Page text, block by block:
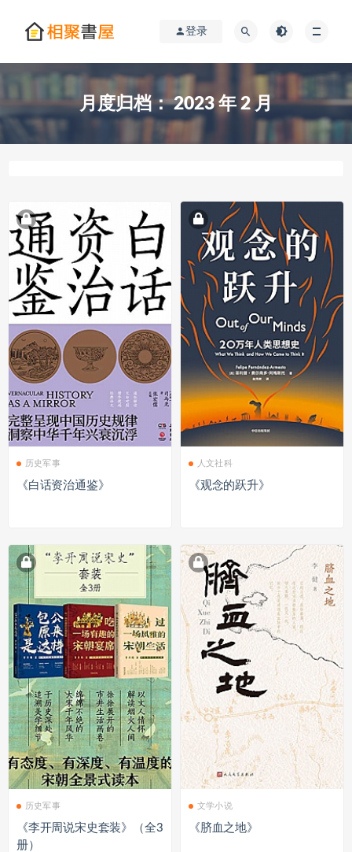
登录
月度归档：2023 年 2 月
历史军事
《白话资治通鉴》
人文社科
《观念的跃升》
历史军事
《李开周说宋史套装》（全3
册）
文学小说
《脐血之地》